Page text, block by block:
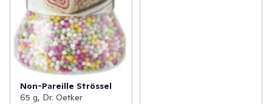
Non-Pareille Strössel
65 g, Dr. Oetker